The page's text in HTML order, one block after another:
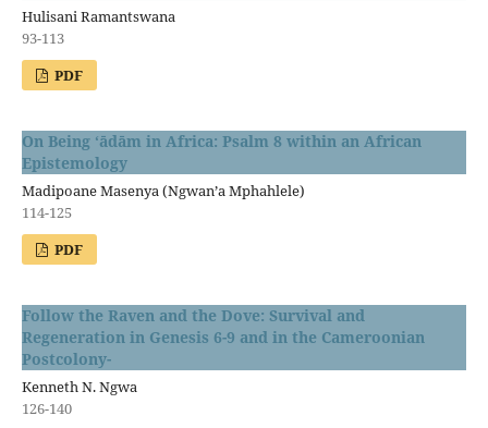
Hulisani Ramantswana
93-113
PDF
On Being ‘ādām in Africa: Psalm 8 within an African
Epistemology
Madipoane Masenya (Ngwan’a Mphahlele)
114-125
PDF
Follow the Raven and the Dove: Survival and
Regeneration in Genesis 6-9 and in the Cameroonian
Postcolony-
Kenneth N. Ngwa
126-140